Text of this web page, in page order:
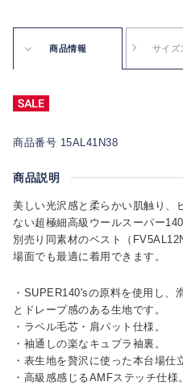
商品情報 サイズ
商品番号 15AL41N38
商品説明
美しい光沢感と柔らかい肌触り、
ない超極細高級ウールスーパー
別売り同素材のベスト（
場面でも最適に着用できます。
・SUPER140'sの原料を使用し、
とドレープ感のある生地です。
・ラペル毛芯・肩パット仕様。
・袖通しの楽なキュプラ袖裏。
・表生地を贅沢に使った本台場仕
・高級感感じるAMFステッチ仕様。